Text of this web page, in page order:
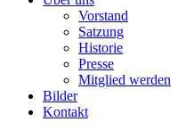
Vorstand
Satzung
Historie
Presse
Mitglied werden
Bilder
Kontakt